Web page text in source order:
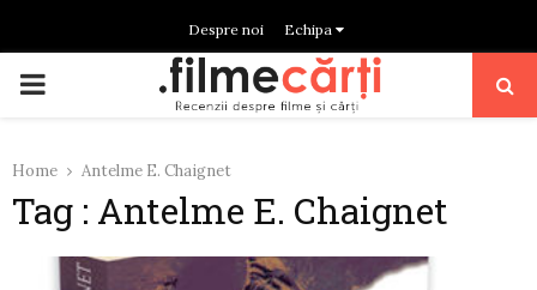
Despre noi Echipa
PRIMARY
Home Antelme E. Chaignet
Tag : Antelme E. Chaignet